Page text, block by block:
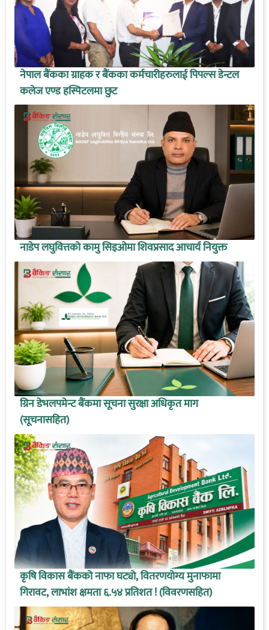
नेपाल बैंकका ग्राहक र बैंकका कर्मचारीहरुलाई पिपल्स डेन्टल
कलेज एण्ड हस्पिटलमा छुट
नाडेप लघुवित्तको कामु सिइओमा शिवप्रसाद आचार्य नियुक्त
ग्रिन डेभलपमेन्ट बैंकमा सूचना सुरक्षा अधिकृत माग
(सूचनासहित)
कृषि विकास बैंकको नाफा घट्यो, वितरणयोग्य मुनाफामा
गिरावट, लाभांश क्षमता ६.५४ प्रतिशत ! (विवरणसहित)